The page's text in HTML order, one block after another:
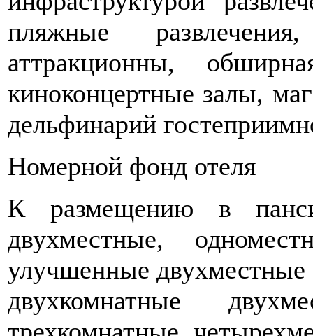
пляжные
аттракционны,
киноконцертные залы,
дельфинарий
Номерной фонд отеля
К размещению в
двухместные,
улучшенные
двухкомнатные